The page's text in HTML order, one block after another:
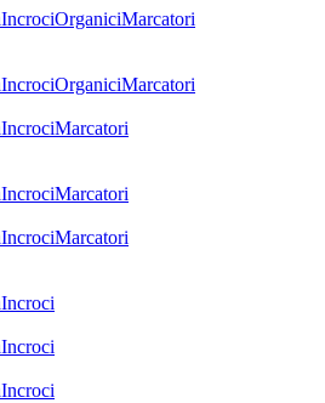
IncrociOrganiciMarcatori
IncrociOrganiciMarcatori
IncrociMarcatori
IncrociMarcatori
IncrociMarcatori
Incroci
Incroci
Incroci